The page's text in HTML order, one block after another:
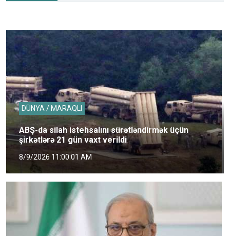
DÜNYA / MARAQLI
ABŞ-da silah istehsalını sürətləndirmək üçün
şirkətlərə 21 gün vaxt verildi
8/9/2026 11:00:01 AM